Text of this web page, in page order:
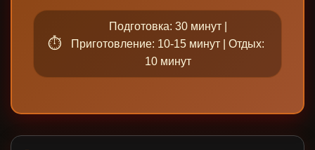
Подготовка: 30 минут |
Приготовление: 10-15 минут | Отдых:
10 минут